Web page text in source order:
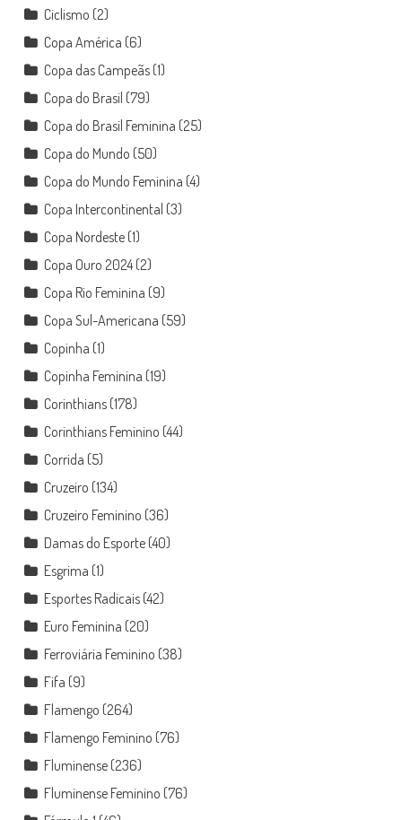
Ciclismo (2)
Copa América (6)
Copa das Campeãs(1)
Copa do Brasil (79)
Copa do Brasil Feminina (25)
Copa do Mundo (50)
Copa do Mundo Feminina (4)
Copa Intercontinental (3)
Copa Nordeste(1)
Copa Ouro 2024(2)
Copa Rio Feminina (9)
Copa Sul-Americana (59)
Copinha (1)
Copinha Feminina (19)
Corinthians(178)
Corinthians Feminino (44)
Corrida (5)
Cruzeiro (134)
Cruzeiro Feminino (36)
Damas do Esporte(40)
Esgrima (1)
Esportes Radicais(42)
Euro Feminina (20)
Ferroviária Feminino (38)
Fifa (9)
Flamengo (264)
Flamengo Feminino (76)
Fluminense(236)
Fluminense Feminino (76)